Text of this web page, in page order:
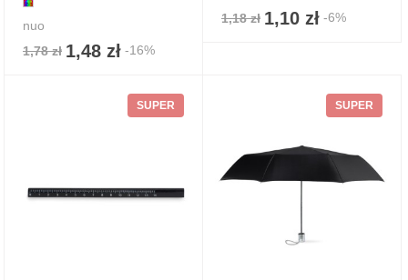
nuo
1,78 zł 1,48 zł -16%
1,18 zł 1,10 zł -6%
SUPER SUPER